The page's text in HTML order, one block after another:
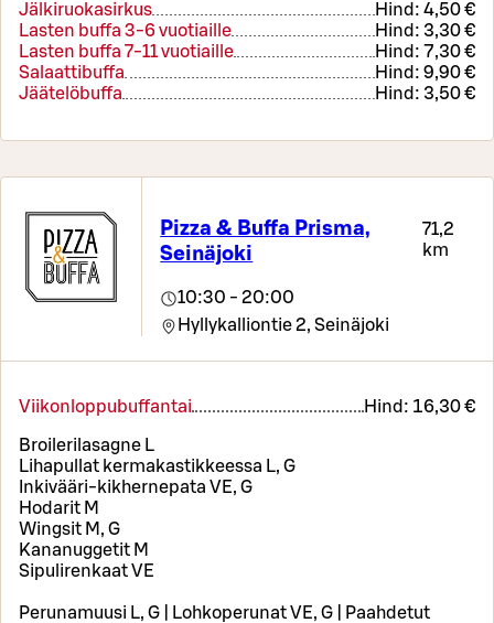
Jälkiruokasirkus
Hind: 4,50 €
Lasten buffa 3-6 vuotiaille
Hind: 3,30 €
Lasten buffa 7-11 vuotiaille
Hind: 7,30 €
Salaattibuffa
Hind: 9,90 €
Jäätelöbuffa
Hind: 3,50 €
Pizza & Buffa Prisma,
Seinäjoki
71,2
km
10:30 - 20:00
Hyllykalliontie 2, Seinäjoki
Viikonloppubuffantai Hind: 16,30 €
Broilerilasagne L
Lihapullat kermakastikkeessa L, G
Inkivääri-kikhernepata VE, G
Hodarit M
Wingsit M, G
Kananuggetit M
Sipulirenkaat VE
Perunamuusi L, G | Lohkoperunat VE, G | Paahdetut